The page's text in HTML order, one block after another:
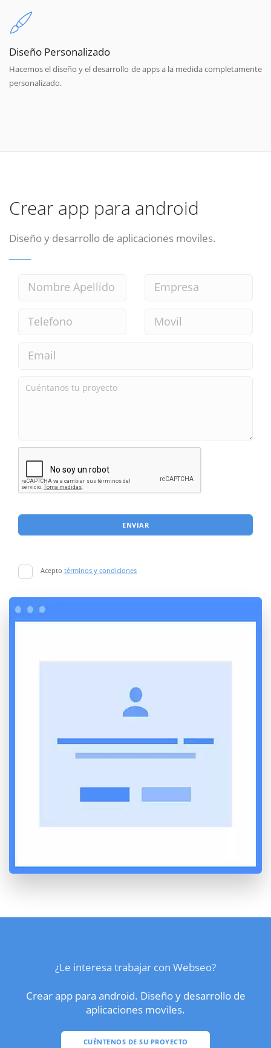
Diseño Personalizado
Hacemos el diseño y el desarrollo de apps a la medida completamente
personalizado.
Crear app para android
Diseño y desarrollo de aplicaciones moviles.
ENVIAR
Acepto términos y condiciones
¿Le interesa trabajar con Webseo?
Crear app para android. Diseño y desarrollo de
aplicaciones moviles.
CUÉNTENOS DE SU PROYECTO